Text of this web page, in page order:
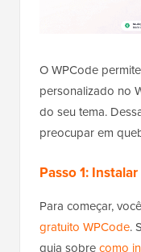
O WPCode
personalizado no
do seu tema.
preocupar em
Passo 1:
Para começar,
gratuito WPCode.
guia sobrecomo